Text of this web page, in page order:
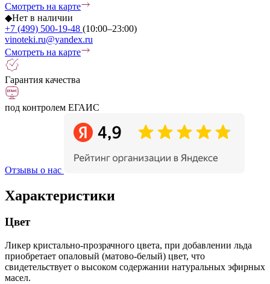
Смотреть на карте
◆Нет в наличии
+7 (499) 500-19-48 (10:00–23:00)
vinoteki.ru@yandex.ru
Смотреть на карте
Гарантия качества
под контролем ЕГАИС
Отзывы о нас
Характеристики
Цвет
Ликер кристально-прозрачного цвета, при добавлении льда
приобретает опаловый (матово-белый) цвет, что
свидетельствует о высоком содержании натуральных эфирных
масел.